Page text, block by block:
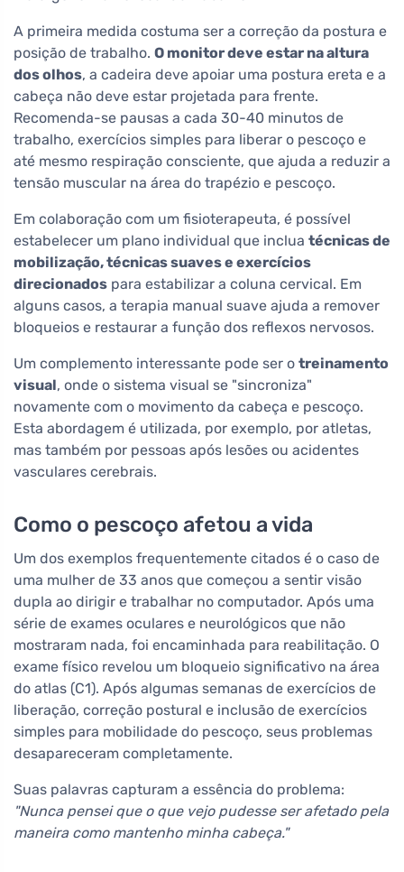
A primeira medida costuma ser a correção da postura e
posição de trabalho. O monitor deve estar na altura
dos olhos, a cadeira deve apoiar uma postura ereta e a
cabeça não deve estar projetada para frente.
Recomenda-se pausas a cada 30-40 minutos de
trabalho, exercícios simples para liberar o pescoço e
até mesmo respiração consciente, que ajuda a reduzir a
tensão muscular na área do trapézio e pescoço.
Em colaboração com um fisioterapeuta, é possível
estabelecer um plano individual que inclua técnicas de
mobilização, técnicas suaves e exercícios
direcionados para estabilizar a coluna cervical. Em
alguns casos, a terapia manual suave ajuda a remover
bloqueios e restaurar a função dos reflexos nervosos.
Um complemento interessante pode ser o treinamento
visual, onde o sistema visual se "sincroniza"
novamente com o movimento da cabeça e pescoço.
Esta abordagem é utilizada, por exemplo, por atletas,
mas também por pessoas após lesões ou acidentes
vasculares cerebrais.
Como o pescoço afetou a vida
Um dos exemplos frequentemente citados é o caso de
uma mulher de 33 anos que começou a sentir visão
dupla ao dirigir e trabalhar no computador. Após uma
série de exames oculares e neurológicos que não
mostraram nada, foi encaminhada para reabilitação. O
exame físico revelou um bloqueio significativo na área
do atlas (C1). Após algumas semanas de exercícios de
liberação, correção postural e inclusão de exercícios
simples para mobilidade do pescoço, seus problemas
desapareceram completamente.
Suas palavras capturam a essência do problema:
"Nunca pensei que o que vejo pudesse ser afetado pela
maneira como mantenho minha cabeça."